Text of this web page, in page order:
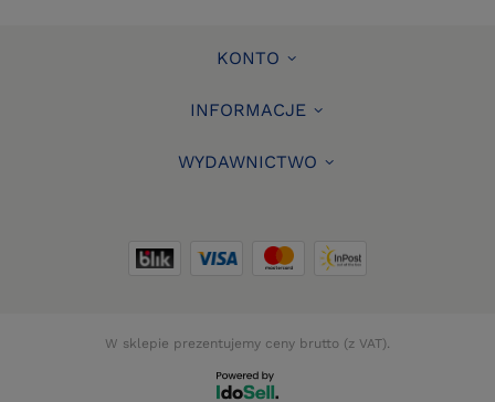
KONTO
INFORMACJE
WYDAWNICTWO
W sklepie prezentujemy ceny brutto (z VAT).